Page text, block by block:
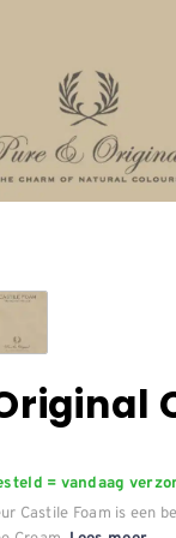
= vandaag
Castile Foam is een